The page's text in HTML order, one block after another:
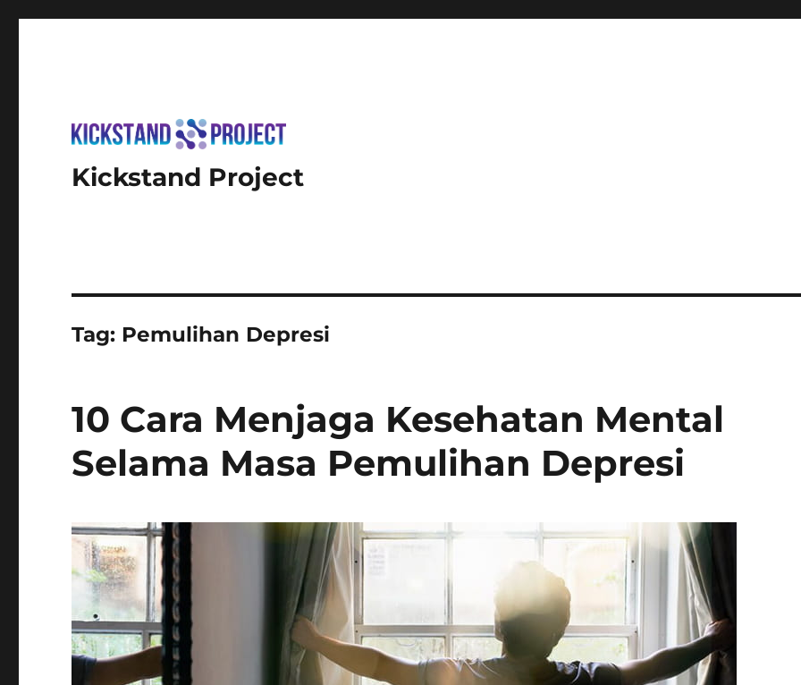
Kickstand Project
Tag: Pemulihan Depresi
10 Cara Menjaga Kesehatan Mental
Selama Masa Pemulihan Depresi